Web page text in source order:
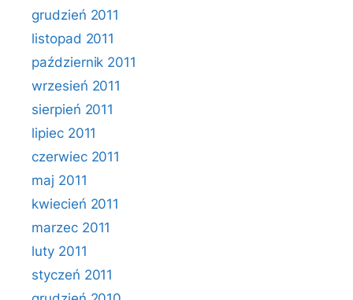
grudzień 2011
listopad 2011
październik 2011
wrzesień 2011
sierpień 2011
lipiec 2011
czerwiec 2011
maj 2011
kwiecień 2011
marzec 2011
luty 2011
styczeń 2011